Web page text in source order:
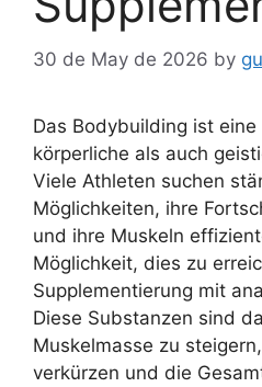
30 de May de 2026 by
Das Bodybuilding ist
körperliche als auch
Viele Athleten suchen
Möglichkeiten, ihre
und ihre Muskeln
Möglichkeit, dies zu
Supplementierung mit
Diese Substanzen sind
Muskelmasse zu
verkürzen und die